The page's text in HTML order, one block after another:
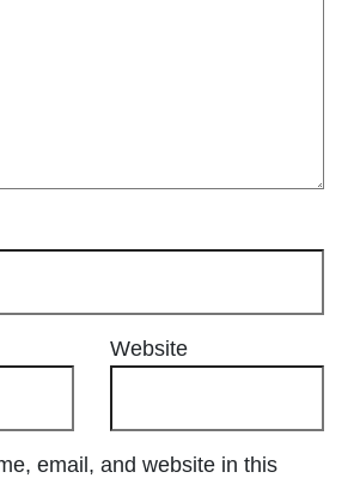
Website
email, and website in this